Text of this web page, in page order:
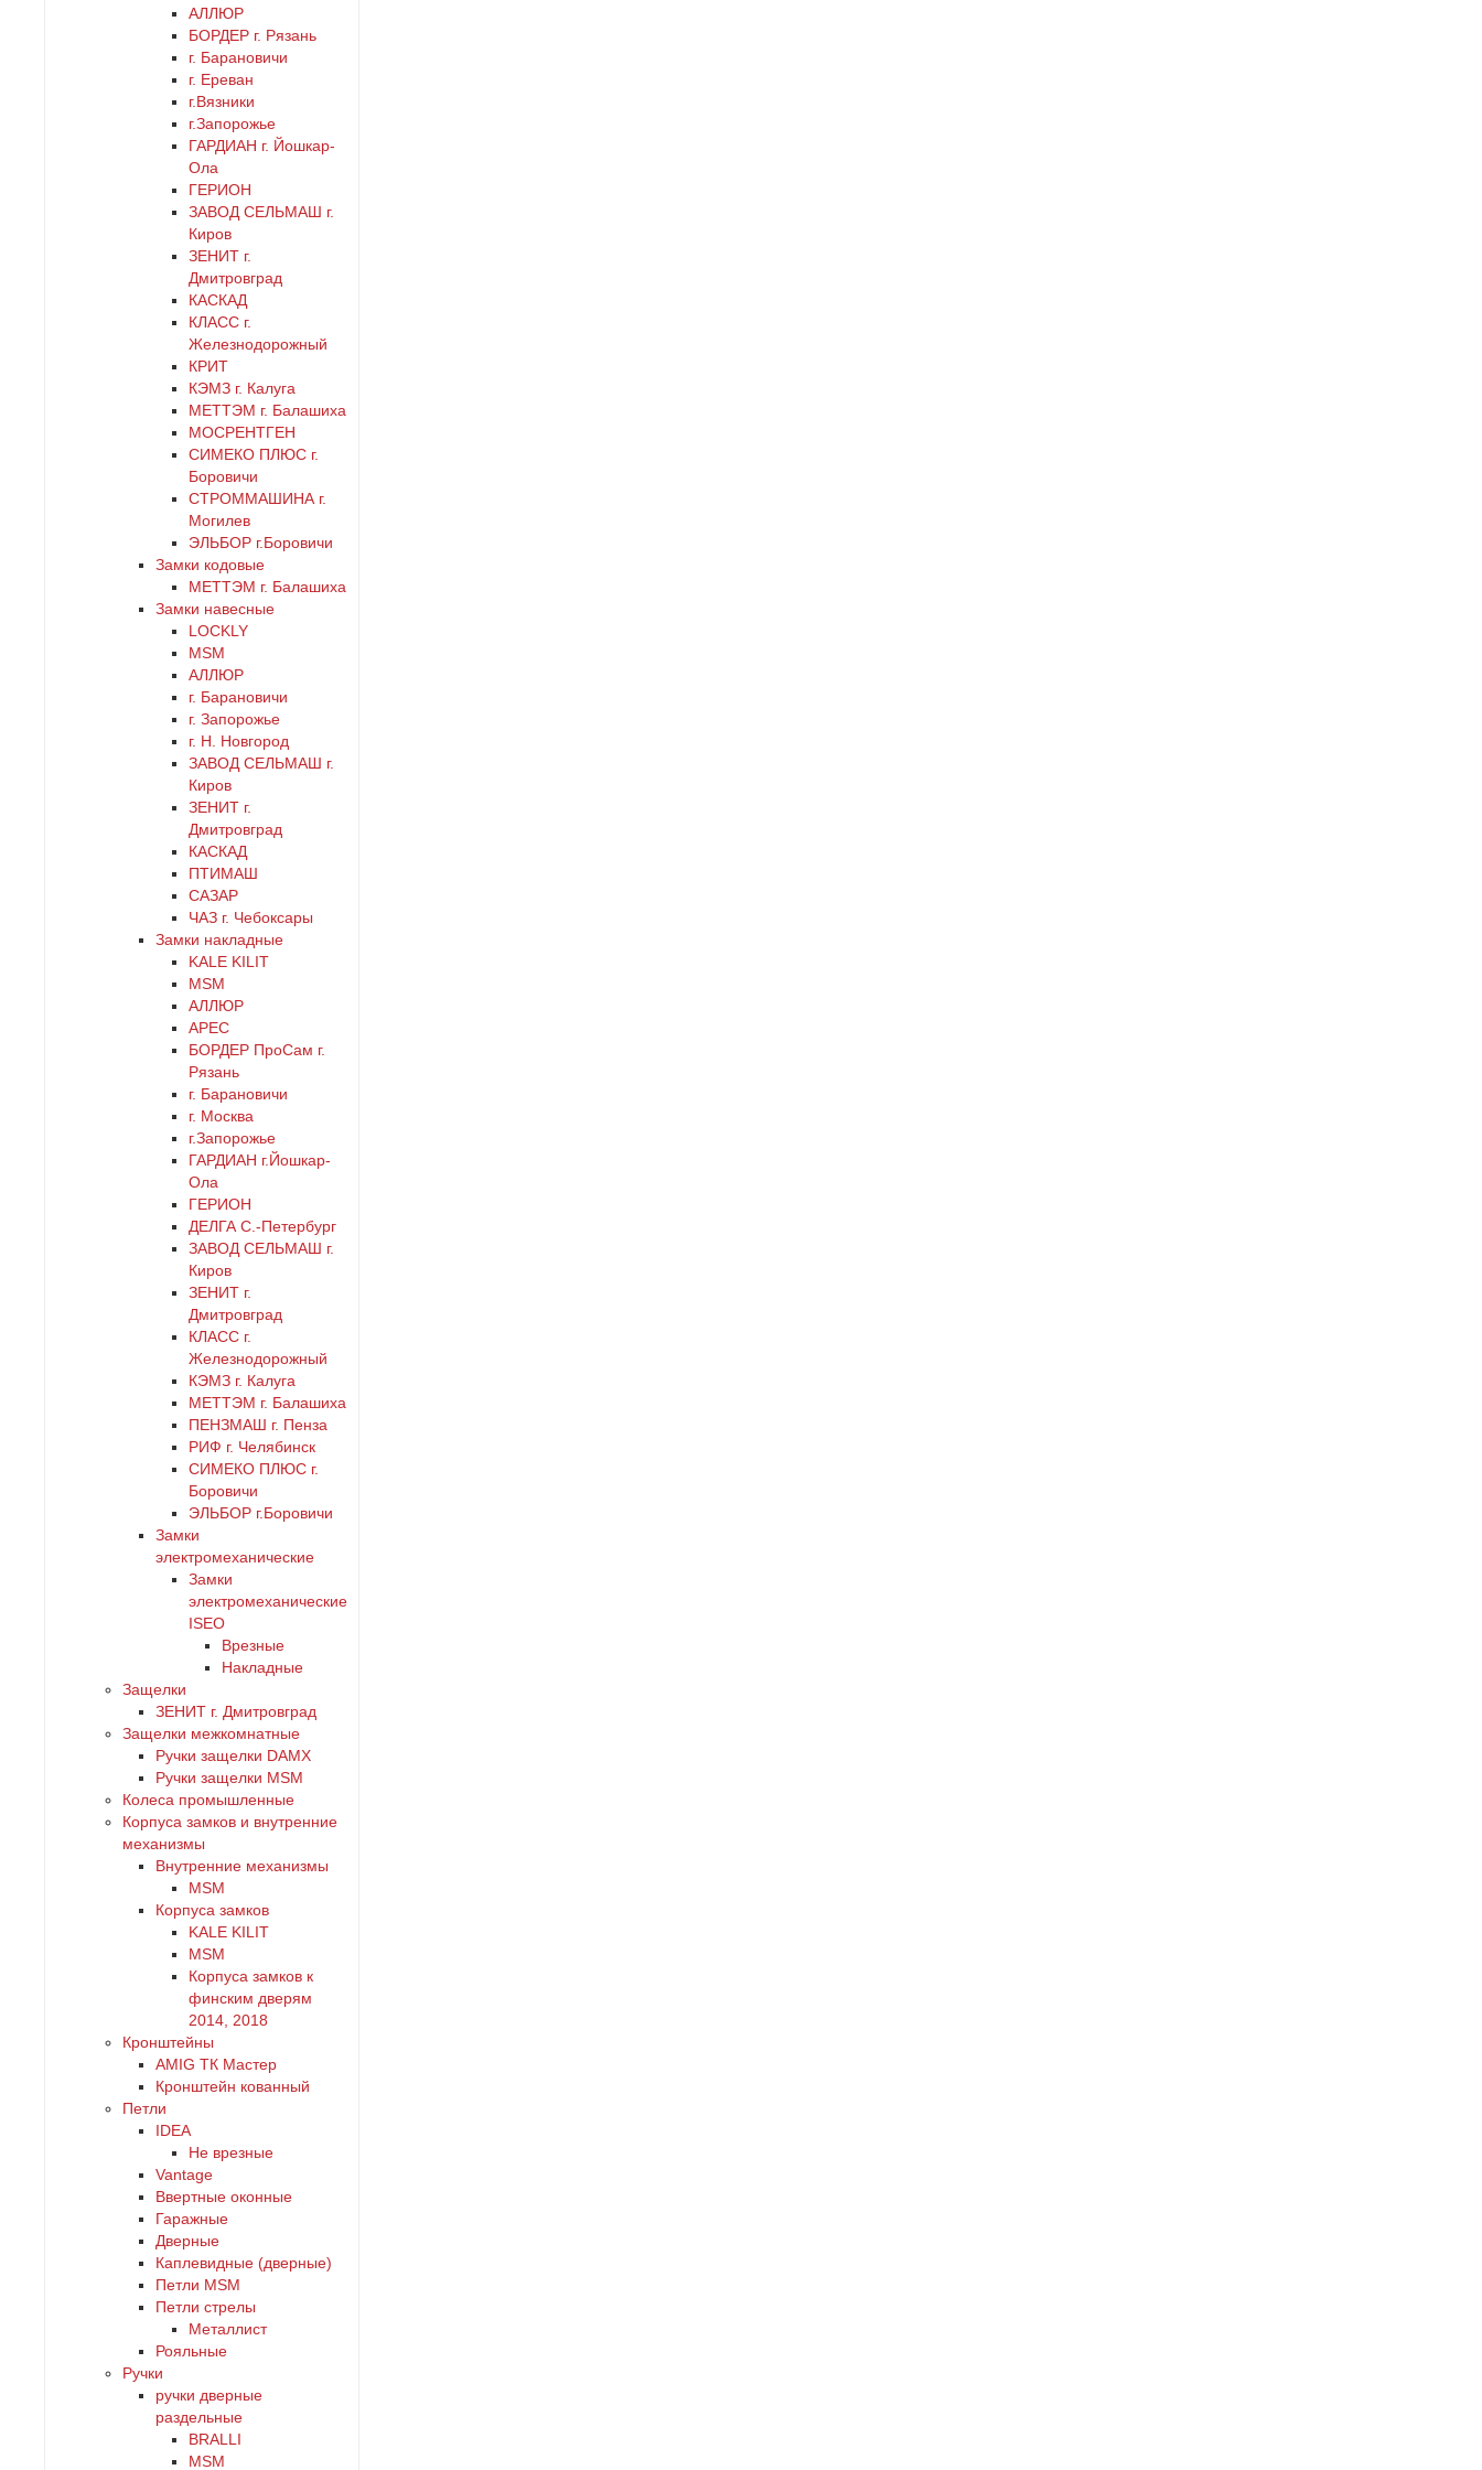
АЛЛЮР
БОРДЕР г. Рязань
г. Барановичи
г. Ереван
г.Вязники
г.Запорожье
ГАРДИАН г. Йошкар-
Ола
ГЕРИОН
ЗАВОД СЕЛЬМАШ г.
Киров
ЗЕНИТ г.
Дмитровград
КАСКАД
КЛАСС г.
Железнодорожный
КРИТ
КЭМЗ г. Калуга
МЕТТЭМ г. Балашиха
МОСРЕНТГЕН
СИМЕКО ПЛЮС г.
Боровичи
СТРОММАШИНА г.
Могилев
ЭЛЬБОР г.Боровичи
Замки кодовые
МЕТТЭМ г. Балашиха
Замки навесные
LOCKLY
MSM
АЛЛЮР
г. Барановичи
г. Запорожье
г. Н. Новгород
ЗАВОД СЕЛЬМАШ г.
Киров
ЗЕНИТ г.
Дмитровград
КАСКАД
ПТИМАШ
САЗАР
ЧАЗ г. Чебоксары
Замки накладные
KALE KILIT
MSM
АЛЛЮР
АРЕС
БОРДЕР ПроСам г.
Рязань
г. Барановичи
г. Москва
г.Запорожье
ГАРДИАН г.Йошкар-
Ола
ГЕРИОН
ДЕЛГА С.-Петербург
ЗАВОД СЕЛЬМАШ г.
Киров
ЗЕНИТ г.
Дмитровград
КЛАСС г.
Железнодорожный
КЭМЗ г. Калуга
МЕТТЭМ г. Балашиха
ПЕНЗМАШ г. Пенза
РИФ г. Челябинск
СИМЕКО ПЛЮС г.
Боровичи
ЭЛЬБОР г.Боровичи
Замки
электромеханические
Замки
электромеханические
ISEO
Врезные
Накладные
Защелки
ЗЕНИТ г. Дмитровград
Защелки межкомнатные
Ручки защелки DAMX
Ручки защелки MSM
Колеса промышленные
Корпуса замков и внутренние
механизмы
Внутренние механизмы
MSM
Корпуса замков
KALE KILIT
MSM
Корпуса замков к
финским дверям
2014, 2018
Кронштейны
AMIG ТК Мастер
Кронштейн кованный
Петли
IDEA
Не врезные
Vantage
Ввертные оконные
Гаражные
Дверные
Каплевидные (дверные)
Петли MSM
Петли стрелы
Металлист
Рояльные
Ручки
ручки дверные
раздельные
BRALLI
MSM